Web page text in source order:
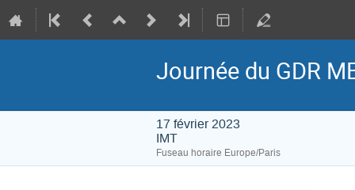
Journée du GDR
17 février 2023
IMT
Fuseau horaire Europe/Paris